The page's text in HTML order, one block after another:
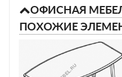
ОФИСНАЯ
ПОХОЖИЕ